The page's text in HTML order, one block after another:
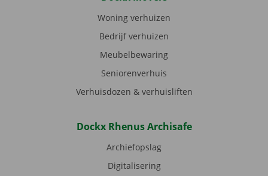
Woning verhuizen
Bedrijf verhuizen
Meubelbewaring
Seniorenverhuis
Verhuisdozen & verhuisliften
Dockx Rhenus Archisafe
Archiefopslag
Digitalisering